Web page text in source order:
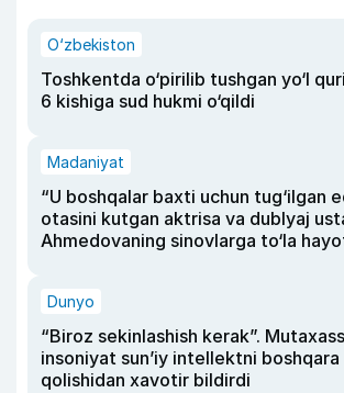
O‘zbekiston
Toshkentda o‘pirilib tushgan yo‘l
6 kishiga sud hukmi o‘qildi
Madaniyat
“U boshqalar baxti uchun tug‘ilgan
otasini kutgan aktrisa va dublyaj
Ahmedovaning sinovlarga to‘la
Dunyo
“Biroz sekinlashish kerak”.
insoniyat sun’iy intellektni
qolishidan xavotir bildirdi